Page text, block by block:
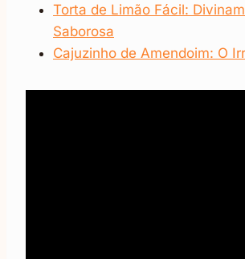
Torta de Limão Fácil:
Saborosa
Cajuzinho de Amendoim: O